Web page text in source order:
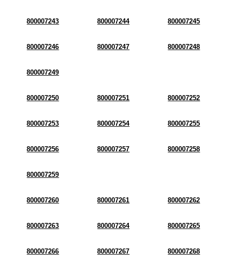
800007243 800007244 800007245
800007246 800007247 800007248
800007249
800007250 800007251 800007252
800007253 800007254 800007255
800007256 800007257 800007258
800007259
800007260 800007261 800007262
800007263 800007264 800007265
800007266 800007267 800007268